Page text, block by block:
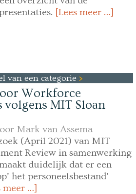
[Lees meer …]
van een categorie
Workforce
volgens MIT Sloan
Mark van Assema
(April 2021) van MIT
Review in samenwerking
duidelijk dat er een
het personeelsbestand’
meer …]